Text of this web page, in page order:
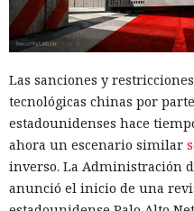
Las sanciones y
tecnológicas chinas por
estadounidenses hace
ahora un escenario similar
inverso. La Administración
anunció el inicio de una